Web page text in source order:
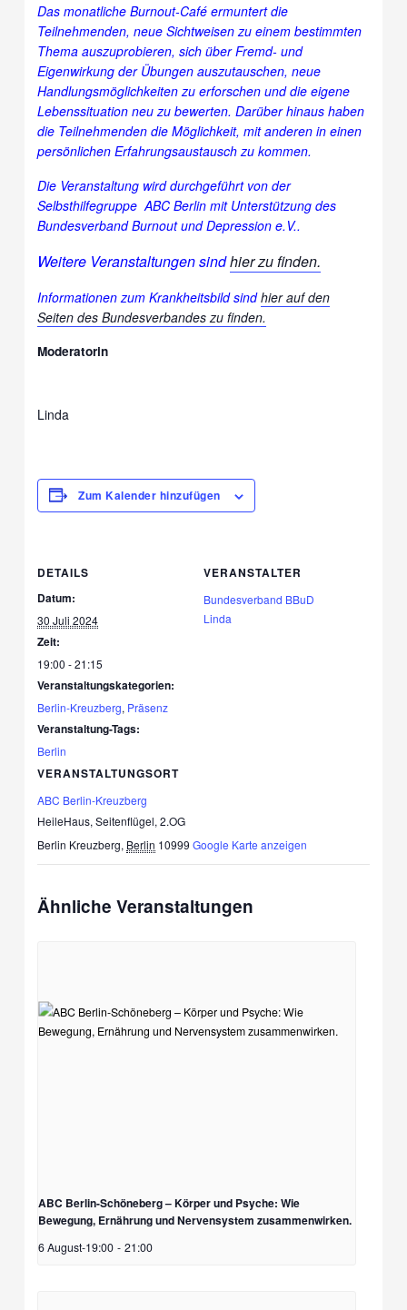
Das monatliche Burnout-Café ermuntert die
Teilnehmenden, neue Sichtweisen zu einem bestimmten
Thema auszuprobieren, sich über Fremd- und
Eigenwirkung der Übungen auszutauschen, neue
Handlungsmöglichkeiten zu erforschen und die eigene
Lebenssituation neu zu bewerten. Darüber hinaus haben
die Teilnehmenden die Möglichkeit, mit anderen in einen
persönlichen Erfahrungsaustausch zu kommen.
Die Veranstaltung wird durchgeführt von der
Selbsthilfegruppe ABC Berlin mit Unterstützung des
Bundesverband Burnout und Depression e.V..
Weitere Veranstaltungen sindhier zu finden.
Informationen zum Krankheitsbild sindhier auf den
Seiten des Bundesverbandes zu finden.
Moderatorin
Linda
Zum Kalender hinzufügen
DETAILS
Datum:
30 Juli 2024
Zeit:
19:00 - 21:15
Veranstaltungskategorien:
Berlin-Kreuzberg, Präsenz
Veranstaltung-Tags:
Berlin
VERANSTALTUNGSORT
ABC Berlin-Kreuzberg
HeileHaus, Seitenflügel, 2.OG
Berlin Kreuzberg, Berlin 10999 Google Karte anzeigen
VERANSTALTER
Bundesverband BBuD
Linda
Ähnliche Veranstaltungen
ABC Berlin-Schöneberg – Körper und Psyche: Wie
Bewegung, Ernährung und Nervensystem zusammenwirken.
6 August-19:00 - 21:00